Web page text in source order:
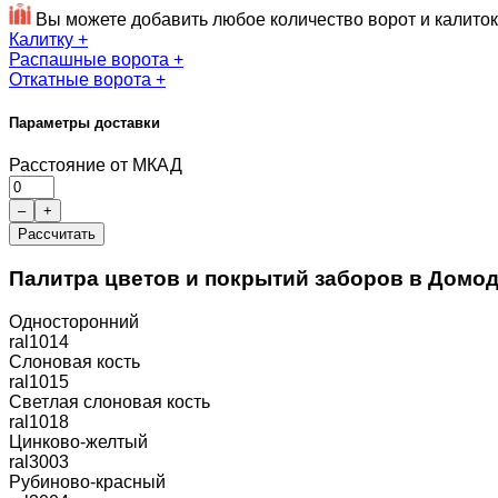
Вы можете добавить любое количество ворот и калиток
Калитку +
Распашные ворота +
Откатные ворота +
Параметры доставки
Расстояние от МКАД
–
+
Рассчитать
Палитра цветов и покрытий заборов в
Односторонний
ral1014
Слоновая кость
ral1015
Светлая слоновая кость
ral1018
Цинково-желтый
ral3003
Рубиново-красный